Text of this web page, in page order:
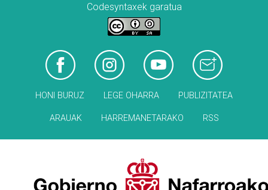
Codesyntaxek garatua
HONI BURUZ LEGE OHARRA PUBLIZITATEA
ARAUAK HARREMANETARAKO RSS